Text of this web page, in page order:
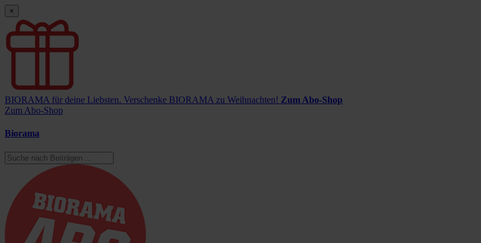
×
BIORAMA für deine Liebsten. Verschenke BIORAMA zu Weihnachten! Zum Abo-Shop
Zum Abo-Shop
Biorama